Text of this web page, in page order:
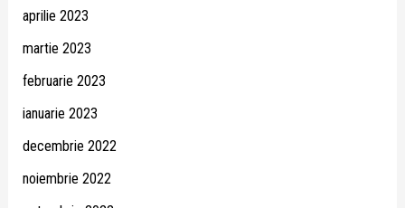
aprilie 2023
martie 2023
februarie 2023
ianuarie 2023
decembrie 2022
noiembrie 2022